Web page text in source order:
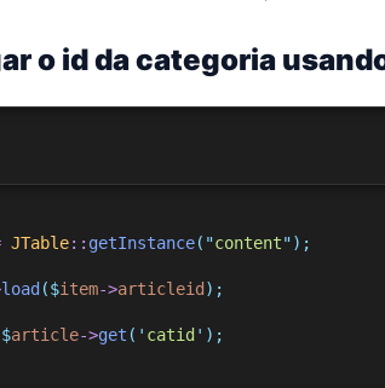
o id da categoria
JTable:: getInstance( "content");
load ($item->articleid );
$article->get ( ' catid ' );